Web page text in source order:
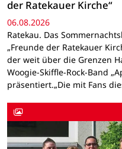
der Ratekauer Kirche“
06.08.2026
Ratekau. Das
„Freunde der Ratekauer
der weit über die Grenzen
Woogie-Skiffle-Rock-Band
präsentiert.„Die mit Fans